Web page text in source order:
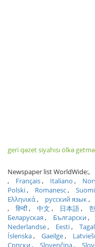
geri qəzet siyahısı ölkə
Newspaper list WorldWide:
Français
Italiano
Polski
Romanesc Suomi
Ελληνικά
русский язык
हिन्दी
中文 日本語
Беларуская
Български
Nederlandse
Eesti
Íslenska
Gaeilge
Српски
Slovenčina